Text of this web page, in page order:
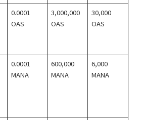
0.0001
OAS
3,000,000
OAS
30,000
OAS
0.0001
MANA
600,000
MANA
6,000
MANA